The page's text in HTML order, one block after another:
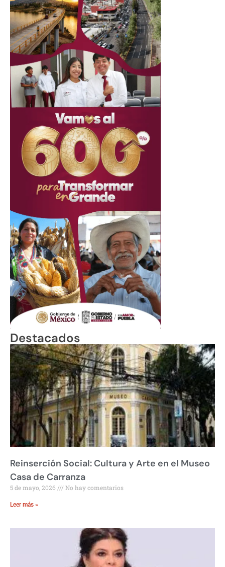
Destacados
Reinserción Social: Cultura y Arte en el Museo
Casa de Carranza
5 de mayo, 2026 No hay comentarios
Leer más »